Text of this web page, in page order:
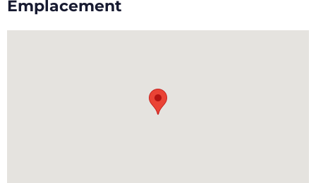
Emplacement